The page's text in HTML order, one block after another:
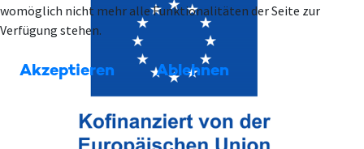
womöglich nicht mehr alle Funktionalitäten der Seite zur
Verfügung stehen.
Akzeptieren Ablehnen